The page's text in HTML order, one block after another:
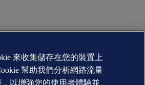
來收集儲存在您的裝置上
幫助我們分析網路流量
以增強您的使用者體驗並